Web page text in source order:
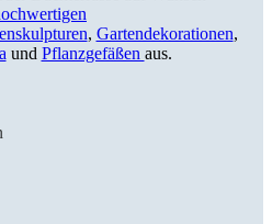
, Gartendekorationen,
und Pflanzgefäßen aus.